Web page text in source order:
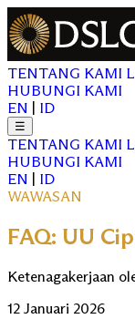
TENTANG KAMI
HUBUNGI KAMI
EN
ID
☰
TENTANG KAMI
HUBUNGI KAMI
EN
ID
WAWASAN
FAQ: UU
Ketenagakerjaan
12 Januari 2026